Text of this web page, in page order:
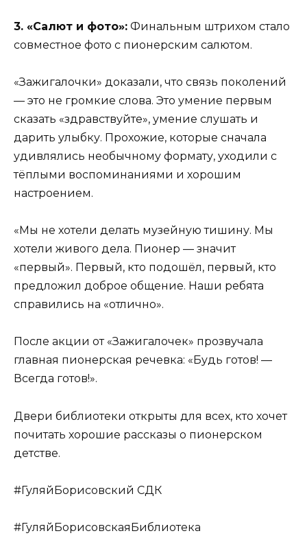
3. «Салют и фото»: Финальным штрихом стало
совместное фото с пионерским салютом.
«Зажигалочки» доказали, что связь поколений
— это не громкие слова. Это умение первым
сказать «здравствуйте», умение слушать и
дарить улыбку. Прохожие, которые сначала
удивлялись необычному формату, уходили с
тёплыми воспоминаниями и хорошим
настроением.
«Мы не хотели делать музейную тишину. Мы
хотели живого дела. Пионер — значит
«первый». Первый, кто подошёл, первый, кто
предложил доброе общение. Наши ребята
справились на «отлично».
После акции от «Зажигалочек» прозвучала
главная пионерская речевка: «Будь готов! —
Всегда готов!».
Двери библиотеки открыты для всех, кто хочет
почитать хорошие рассказы о пионерском
детстве.
#ГуляйБорисовский СДК
#ГуляйБорисовскаяБиблиотека